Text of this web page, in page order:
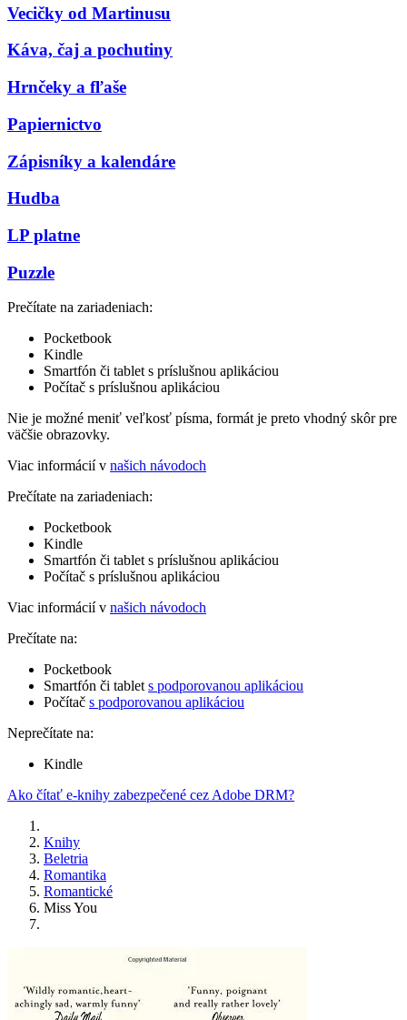
Vecičky od Martinusu
Káva, čaj a pochutiny
Hrnčeky a fľaše
Papiernictvo
Zápisníky a kalendáre
Hudba
LP platne
Puzzle
Prečítate na zariadeniach:
Pocketbook
Kindle
Smartfón či tablet s príslušnou aplikáciou
Počítač s príslušnou aplikáciou
Nie je možné meniť veľkosť písma, formát je preto vhodný skôr pre
väčšie obrazovky.
Viac informácií v našich návodoch
Prečítate na zariadeniach:
Pocketbook
Kindle
Smartfón či tablet s príslušnou aplikáciou
Počítač s príslušnou aplikáciou
Viac informácií v našich návodoch
Prečítate na:
Pocketbook
Smartfón či tablet s podporovanou aplikáciou
Počítač s podporovanou aplikáciou
Neprečítate na:
Kindle
Ako čítať e-knihy zabezpečené cez Adobe DRM?
Knihy
Beletria
Romantika
Romantické
Miss You